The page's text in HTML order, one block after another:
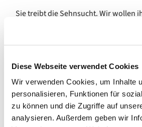
Diese Webseite verwendet Cookies
Wir verwenden Cookies, um Inhalte
personalisieren, Funktionen für
zu können und die Zugriffe auf
analysieren. Außerdem geben wir
Sie treibt die Sehnsucht. Wir wollen
Berlin anzukommen. Vielleicht für
Lindengemeinde, öffnete die Pfarrerin
Schwietering-Evers die Türen des
alle Heimatlosen. Menschen fanden
Hilfe boten, solche, die Hilfe
sich das Brückencafé. Seitdem